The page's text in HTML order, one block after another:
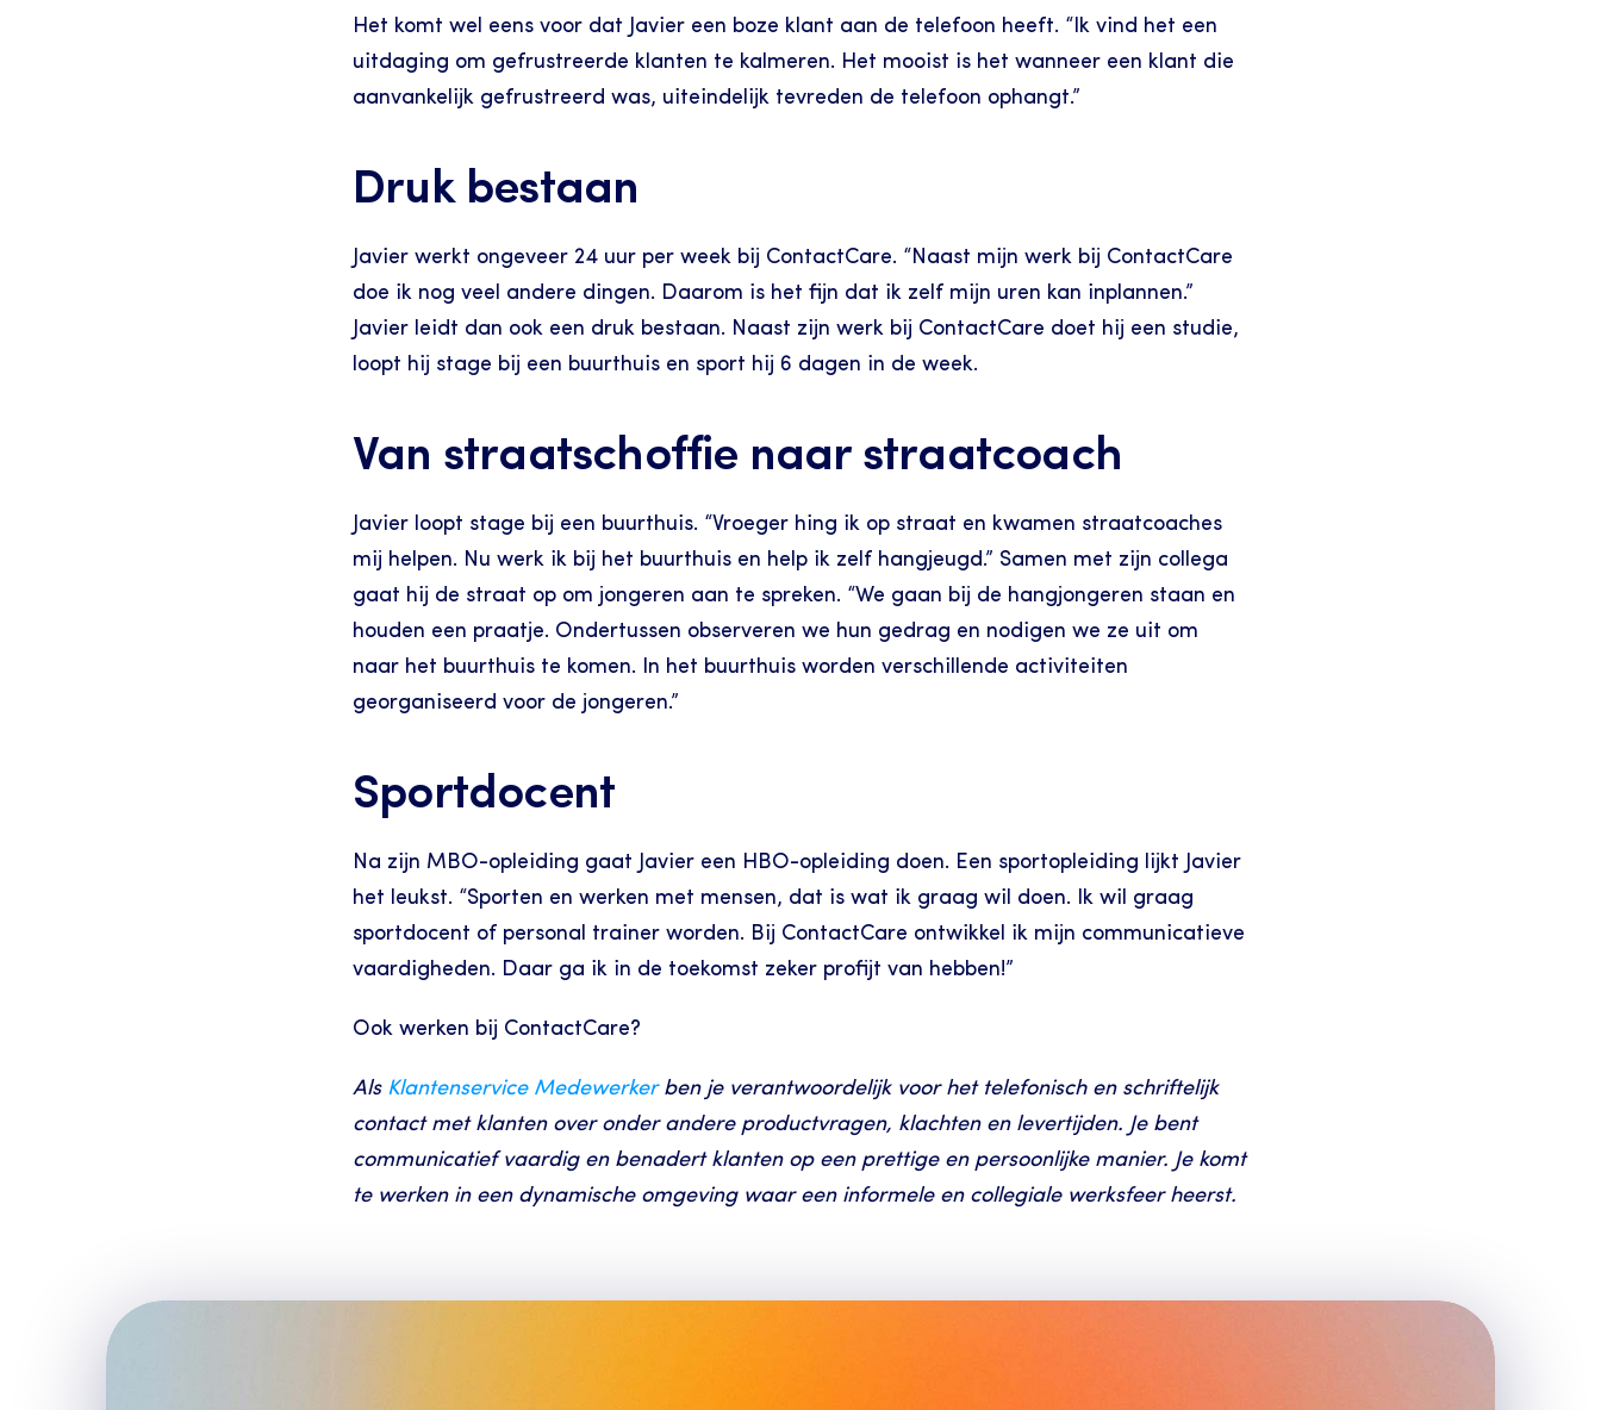
Het komt wel eens voor dat Javier een boze klant aan de telefoon heeft. “Ik vind het een
uitdaging om gefrustreerde klanten te kalmeren. Het mooist is het wanneer een klant die
aanvankelijk gefrustreerd was, uiteindelijk tevreden de telefoon ophangt.”
Druk bestaan
Javier werkt ongeveer 24 uur per week bij ContactCare. “Naast mijn werk bij ContactCare
doe ik nog veel andere dingen. Daarom is het fijn dat ik zelf mijn uren kan inplannen.”
Javier leidt dan ook een druk bestaan. Naast zijn werk bij ContactCare doet hij een studie,
loopt hij stage bij een buurthuis en sport hij 6 dagen in de week.
Van straatschoffie naar straatcoach
Javier loopt stage bij een buurthuis. “Vroeger hing ik op straat en kwamen straatcoaches
mij helpen. Nu werk ik bij het buurthuis en help ik zelf hangjeugd.” Samen met zijn collega
gaat hij de straat op om jongeren aan te spreken. “We gaan bij de hangjongeren staan en
houden een praatje. Ondertussen observeren we hun gedrag en nodigen we ze uit om
naar het buurthuis te komen. In het buurthuis worden verschillende activiteiten
georganiseerd voor de jongeren.”
Sportdocent
Na zijn MBO-opleiding gaat Javier een HBO-opleiding doen. Een sportopleiding lijkt Javier
het leukst. “Sporten en werken met mensen, dat is wat ik graag wil doen. Ik wil graag
sportdocent of personal trainer worden. Bij ContactCare ontwikkel ik mijn communicatieve
vaardigheden. Daar ga ik in de toekomst zeker profijt van hebben!”
Ook werken bij ContactCare?
Als Klantenservice Medewerker ben je verantwoordelijk voor het telefonisch en schriftelijk
contact met klanten over onder andere productvragen, klachten en levertijden. Je bent
communicatief vaardig en benadert klanten op een prettige en persoonlijke manier. Je komt
te werken in een dynamische omgeving waar een informele en collegiale werksfeer heerst.